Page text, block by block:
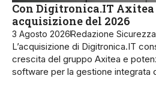
Con Digitronica.IT
acquisizione del 2026
3 Agosto 2026Redazione Sicurezza
L’acquisizione di Digitronica.IT
crescita del gruppo Axitea e
software per la gestione integrata